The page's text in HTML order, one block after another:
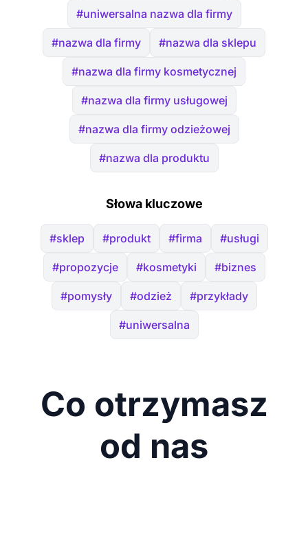
#uniwersalna nazwa dla firmy
#nazwa dla firmy #nazwa dla sklepu
#nazwa dla firmy kosmetycznej
#nazwa dla firmy usługowej
#nazwa dla firmy odzieżowej
#nazwa dla produktu
Słowa kluczowe
#sklep #produkt #firma #usługi
#propozycje #kosmetyki #biznes
#pomysły #odzież #przykłady
#uniwersalna
Co otrzymasz
od nas